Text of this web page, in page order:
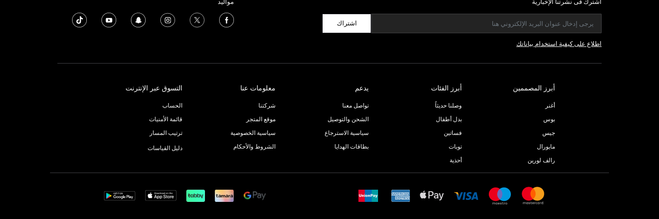
اشتراك
اطلاع على كيفية استخدام بياناتك
أبرز المصممين
أغنر
بوس
جيس
مايورال
رالف لورين
أبرز الفئات
وصلنا حديثاً
بدل أطفال
فساتين
توبات
أحذية
يدعم
تواصل معنا
الشحن والتوصيل
سياسية الاسترجاع
بطاقات الهدايا
معلومات عنا
شركتنا
موقع المتجر
سياسية الخصوصية
الشروط والأحكام
التسوق عبر الإنترنت
الحساب
قائمة الأمنيات
ترتيب المسار
دليل القياسات